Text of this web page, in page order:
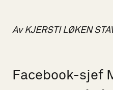
Av KJERSTI LØKEN
Facebook-sjef